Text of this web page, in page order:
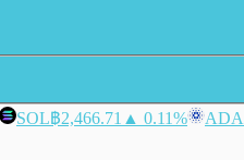
SOL฿2,466.71 ▲ 0.11% ADA